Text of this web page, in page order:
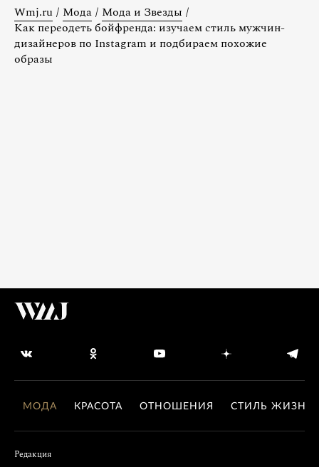
Wmj.ru / Мода / Мода и Звезды /
Как переодеть бойфренда: изучаем стиль мужчин-
дизайнеров по Instagram и подбираем похожие
образы
МОДА КРАСОТА ОТНОШЕНИЯ СТИЛЬ ЖИЗНИ
Редакция